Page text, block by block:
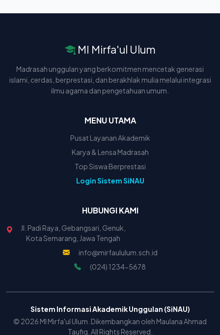
MI Mirfa'ul Ulum
Madrasah unggulan yang berkomitmen mencetak generasi
islami, cerdas, berprestasi, dan berakhlak mulia melalui integrasi
ilmu agama dan pengetahuan umum.
MENU UTAMA
Pusat Layanan Akademik
Karya & Lensa Madrasah
Top Siswa Berprestasi
Login Sistem SiNAU
HUBUNGI KAMI
Jl. Padi Raya, Gebangsari, Genuk,
Kota Semarang, Jawa Tengah
info@mirfaululum.sch.id
(024) 1234-5678
Sistem Informasi Akademik Unggulan (SiNAU)
© 2026 MI Mirfa'ul Ulum. Dikembangkan oleh Maulana Ahmad
Taufiq. All Rights Reserved.